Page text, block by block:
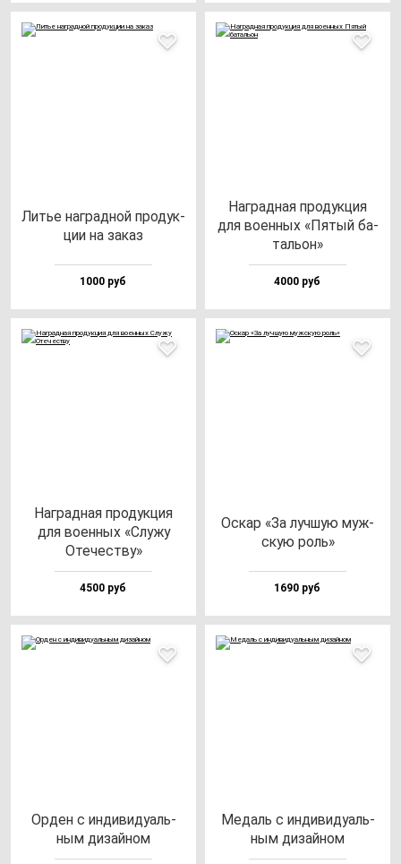
Литье наг­рад­ной про­дук­
ции на за­каз
1000 руб
Наг­рад­ная про­дук­ция
для во­ен­ных «Пятый ба­
таль­он»
4000 руб
Наг­рад­ная про­дук­ция
для во­ен­ных «Слу­жу
Оте­чес­тву»
4500 руб
Оскар «За луч­шую муж­
скую роль»
1690 руб
Орден с ин­ди­ви­ду­аль­
ным ди­зай­ном
Медаль с ин­ди­ви­ду­аль­
ным ди­зай­ном